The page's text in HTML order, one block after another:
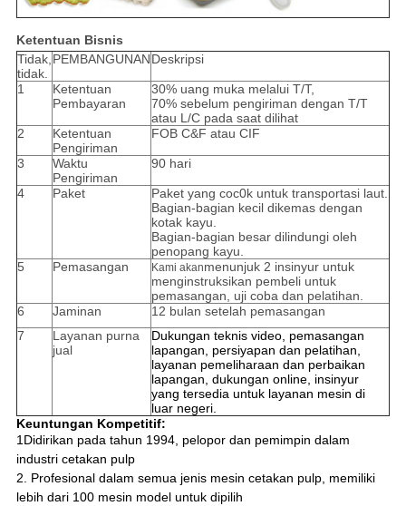
Ketentuan Bisnis
Tidak,
tidak.
PEMBANGUNANDeskripsi
1
Ketentuan
Pembayaran
30% uang muka melalui T/T,
70% sebelum pengiriman dengan T/T
atau L/C pada saat dilihat
2
Ketentuan
Pengiriman
FOB C&F atau CIF
3
Waktu
Pengiriman
90 hari
4 Paket
Paket yang coc0k untuk transportasi laut.
Bagian-bagian kecil dikemas dengan
kotak kayu.
Bagian-bagian besar dilindungi oleh
penopang kayu.
5
Pemasangan Kami akanmenunjuk 2 insinyur untuk
menginstruksikan pembeli untuk
pemasangan, uji coba dan pelatihan.
6
Jaminan
12 bulan setelah pemasangan
7
Layanan purna
jual
Dukungan teknis video, pemasangan
lapangan, persiyapan dan pelatihan,
layanan pemeliharaan dan perbaikan
lapangan, dukungan online, insinyur
yang tersedia untuk layanan mesin di
luar negeri.
Keuntungan Kompetitif:
1Didirikan pada tahun 1994, pelopor dan pemimpin dalam
industri cetakan pulp
2. Profesional dalam semua jenis mesin cetakan pulp, memiliki
lebih dari 100 mesin model untuk dipilih